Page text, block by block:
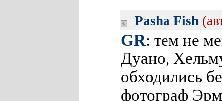
Pasha Fish
GR: тем не
Дуано,
обходились
фотограф